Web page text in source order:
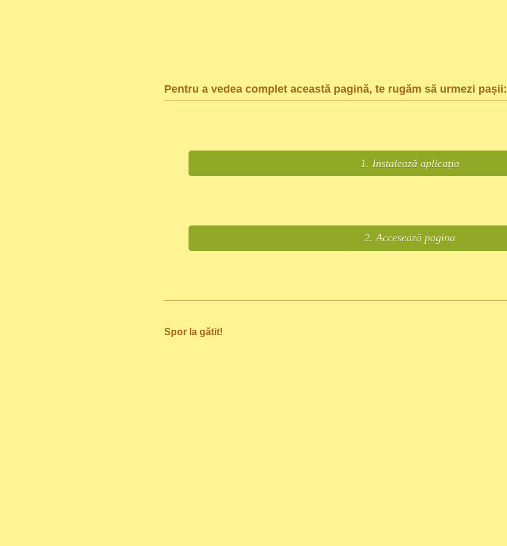
Pentru a vedea complet această pagină, te rugăm să urmezi pașii:
1. Instalează aplicația
2. Accesează pagina
Spor la gătit!